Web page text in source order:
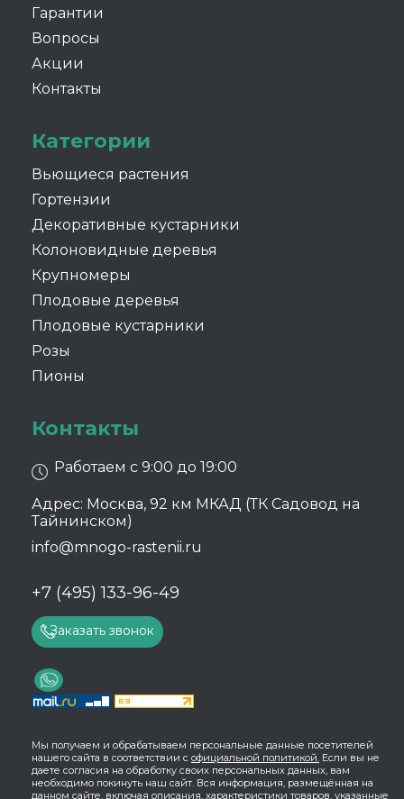
Гарантии
Вопросы
Акции
Контакты
Категории
Вьющиеся растения
Гортензии
Декоративные кустарники
Колоновидные деревья
Крупномеры
Плодовые деревья
Плодовые кустарники
Розы
Пионы
Контакты
Работаем с 9:00 до 19:00
Адрес: Москва, 92 км МКАД (ТК Садовод на
Тайнинском)
info@mnogo-rastenii.ru
+7 (495) 133-96-49
Заказать звонок
Мы получаем и обрабатываем персональные данные посетителей
нашего сайта в соответствии с официальной политикой. Если вы не
даете согласия на обработку своих персональных данных, вам
необходимо покинуть наш сайт. Вся информация, размещённая на
данном сайте, включая описания, характеристики товаров, указанные